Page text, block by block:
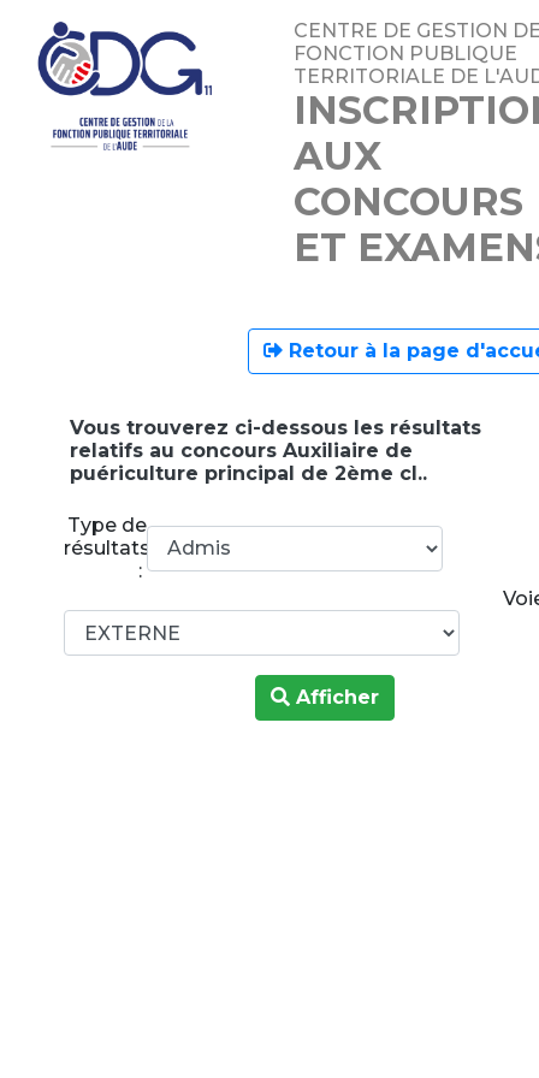
CENTRE DE GESTION
FONCTION PUBLIQUE
TERRITORIALE DE
AUX
CONCOURS
ET
Retour à la page
Vous trouverez ci-dessous les résultats
relatifs au concours Auxiliaire de
puériculture principal de 2ème cl..
Type de
résultats
:
Afficher